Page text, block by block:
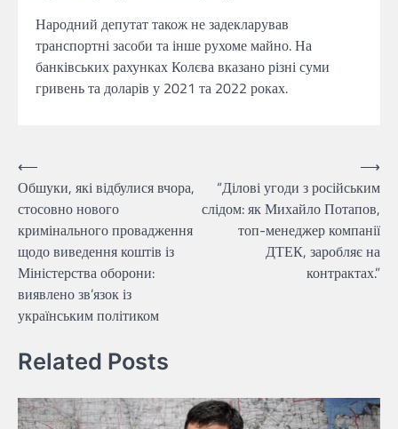
Народний депутат також не задекларував
транспортні засоби та інше рухоме майно. На
банківських рахунках Колєва вказано різні суми
гривень та доларів у 2021 та 2022 роках.
Навігація
записів
⟵
Обшуки, які відбулися вчора,
стосовно нового
кримінального провадження
щодо виведення коштів із
Міністерства оборони:
виявлено зв’язок із
українським політиком
“Ділові угоди з російським
слідом: як Михайло Потапов,
топ-менеджер компанії
ДТЕК, заробляє на
контрактах.”
⟶
Related Posts